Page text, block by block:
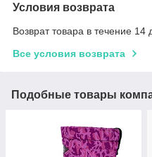
Условия возврата
Возврат товара в течение 14
Все условия возврата
Подобные товары